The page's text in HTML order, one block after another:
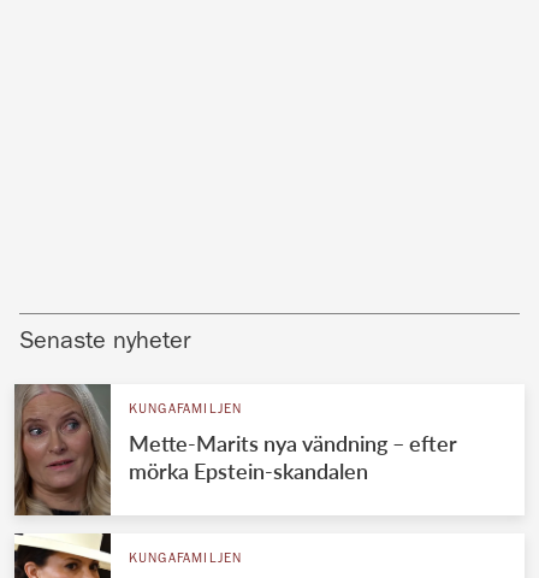
Senaste nyheter
KUNGAFAMILJEN
Mette-Marits nya vändning – efter
mörka Epstein-skandalen
KUNGAFAMILJEN